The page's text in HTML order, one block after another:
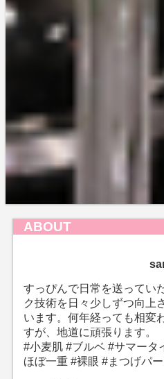
マルチカラー
ボビイブラウンの限定リュ
ドウ パレットと過去限定
2021-06-01
トップページに戻る
ABOUT
すっぴんで日常を送ってい
ク技術を日々少しずつ向上
います。何年経っても相変
すが、地道に頑張ります。
#小麦肌 #ブルベ #サマータ
ほぼ一重 #裸眼 #まつげパ